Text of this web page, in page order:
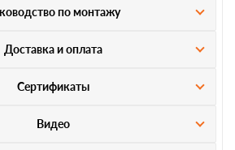
по монтажу
Доставка и оплата
Сертификаты
Видео